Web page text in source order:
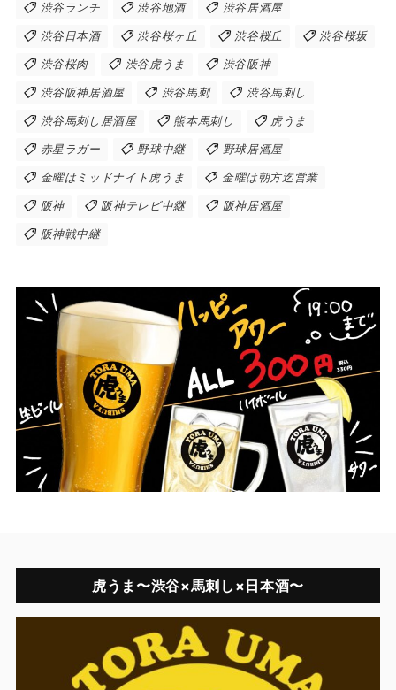
渋谷ランチ 渋谷地酒 渋谷居酒屋
渋谷日本酒 渋谷桜ヶ丘 渋谷桜丘 渋谷桜坂
渋谷桜肉 渋谷虎うま 渋谷阪神
渋谷阪神居酒屋 渋谷馬刺 渋谷馬刺し
渋谷馬刺し居酒屋 熊本馬刺し 虎うま
赤星ラガー 野球中継 野球居酒屋
金曜はミッドナイト虎うま 金曜は朝方迄営業
阪神 阪神テレビ中継 阪神居酒屋
阪神戦中継
虎うま〜渋谷×馬刺し×日本酒〜